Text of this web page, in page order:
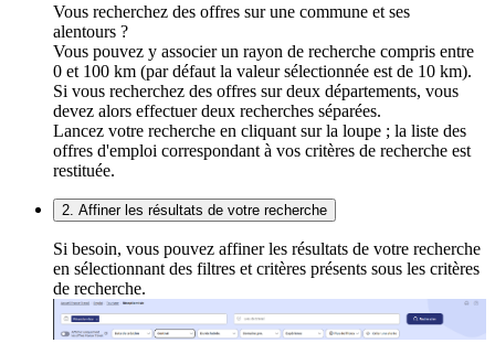
Vous recherchez des offres sur une commune et ses
alentours ?
Vous pouvez y associer un rayon de recherche compris entre
0 et 100 km (par défaut la valeur sélectionnée est de 10 km).
Si vous recherchez des offres sur deux départements, vous
devez alors effectuer deux recherches séparées.
Lancez votre recherche en cliquant sur la loupe ; la liste des
offres d'emploi correspondant à vos critères de recherche est
restituée.
2. Affiner les résultats de votre recherche
Si besoin, vous pouvez affiner les résultats de votre recherche
en sélectionnant des filtres et critères présents sous les critères
de recherche.